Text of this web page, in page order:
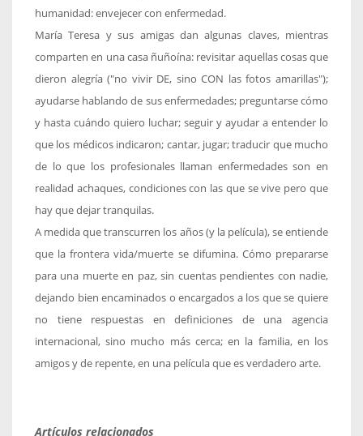
humanidad: envejecer con enfermedad.
María Teresa y sus amigas dan algunas claves, mientras
comparten en una casa ñuñoína: revisitar aquellas cosas que
dieron alegría ("no vivir DE, sino CON las fotos amarillas");
ayudarse hablando de sus enfermedades; preguntarse cómo
y hasta cuándo quiero luchar; seguir y ayudar a entender lo
que los médicos indicaron; cantar, jugar; traducir que mucho
de lo que los profesionales llaman enfermedades son en
realidad achaques, condiciones con las que se vive pero que
hay que dejar tranquilas.
A medida que transcurren los años (y la película), se entiende
que la frontera vida/muerte se difumina. Cómo prepararse
para una muerte en paz, sin cuentas pendientes con nadie,
dejando bien encaminados o encargados a los que se quiere
no tiene respuestas en definiciones de una agencia
internacional, sino mucho más cerca; en la familia, en los
amigos y de repente, en una película que es verdadero arte.
Artículos relacionados